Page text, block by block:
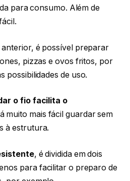
para consumo. Além de
é possível preparar
pizzas e ovos fritos, por
possibilidades de uso.
o fio facilita o
muito mais fácil guardar sem
à estrutura.
, é dividida em dois
para facilitar o preparo de